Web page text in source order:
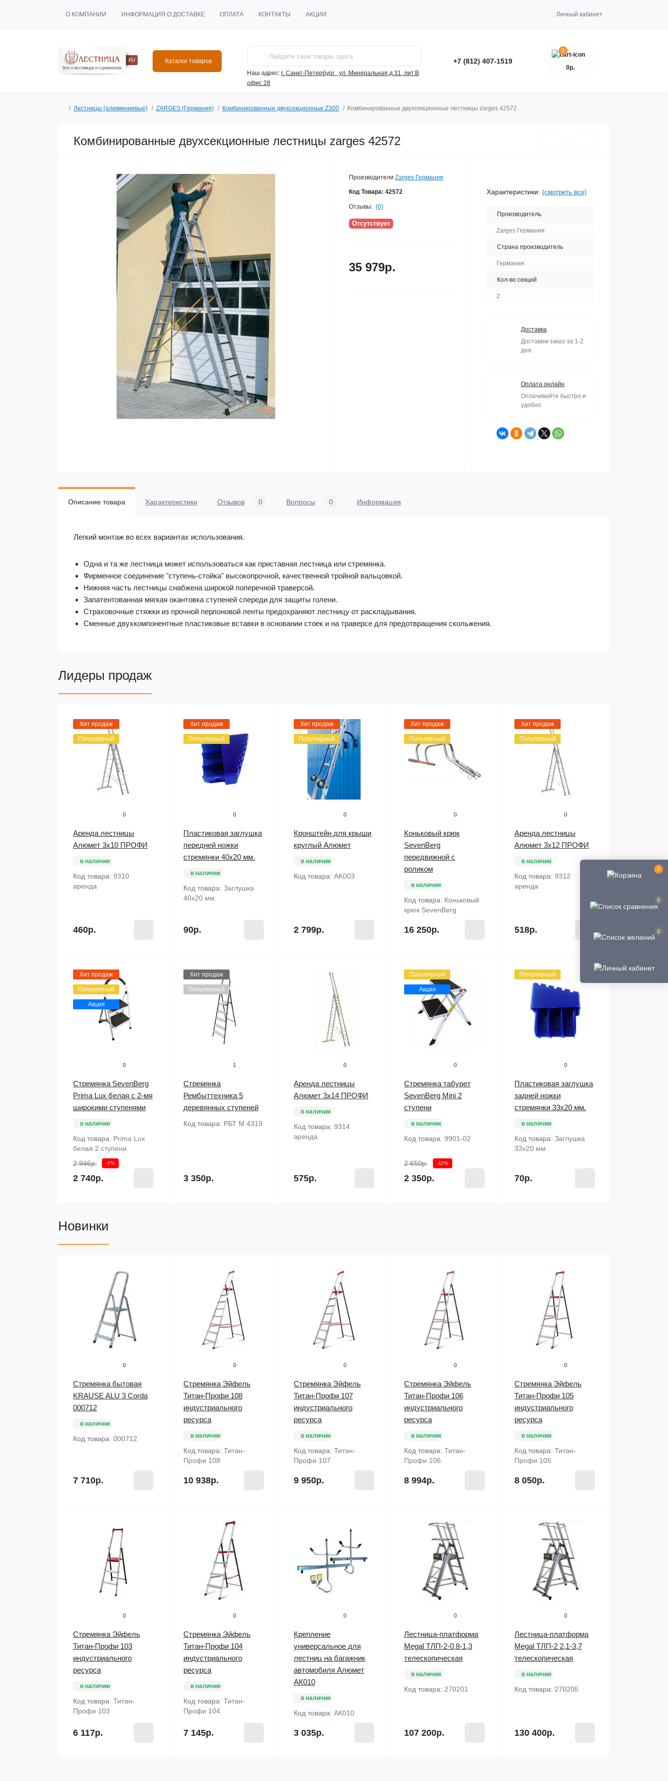
0
0
0
О КОМПАНИИ ИНФОРМАЦИЯ О ДОСТАВКЕ ОПЛАТА КОНТАКТЫ АКЦИИ Личный кабинет
Каталог товаров
Наш адрес: г. Санкт-Петербург , ул. Минеральная д.31, лит.В
офис 28
+7 (812) 407-1519
0
0р.
Лестницы (алюминиевые) ZARGES (Германия) Комбинированные двухсекционные Z300 Комбинированные двухсекционные лестницы zarges 42572
Комбинированные двухсекционные лестницы zarges 42572
Производители Zarges Германия
Код Товара: 42572
Отзывы: (0)
Отсутствует
35 979р.
Характеристики: (смотреть все)
Производитель
Zarges Германия
Страна производитель
Германия
Кол-во секций
2
Доставка
Доставим заказ за 1-2
дня.
Оплата онлайн
Оплачивайте быстро и
удобно
Описание товара Характеристики Отзывов 0 Вопросы 0 Информация
Легкий монтаж во всех вариантах использования.
Одна и та же лестница может использоваться как приставная лестница или стремянка.
Фирменное соединение "ступень-стойка" высокопрочной, качественной тройной вальцовкой.
Нижняя часть лестницы снабжена широкой поперечной траверсой.
Запатентованная мягкая окантовка ступеней спереди для защиты голени.
Страховочные стяжки из прочной перлоновой ленты предохраняют лестницу от раскладывания.
Сменные двухкомпонентные пластиковые вставки в основании стоек и на траверсе для предотвращения скольжения.
Лидеры продаж
Хит продаж
Популярный
0
Аренда лестницы
Алюмет 3х10 ПРОФИ
в наличии
Код товара: 9310
аренда
460р.
Хит продаж
Популярный
0
Пластиковая заглушка
передней ножки
стремянки 40х20 мм.
в наличии
Код товара: Заглушка
40х20 мм.
90р.
Хит продаж
Популярный
0
Кронштейн для крыши
круглый Алюмет
в наличии
Код товара: AK003
2 799р.
Хит продаж
Популярный
0
Коньковый крюк
SevenBerg
передвижной с
роликом
в наличии
Код товара: Коньковый
крюк SevenBerg
16 250р.
Хит продаж
Популярный
0
Аренда лестницы
Алюмет 3х12 ПРОФИ
в наличии
Код товара: 9312
аренда
518р.
Хит продаж
Популярный
Акция
0
Стремянка SevenBerg
Prima Lux белая с 2-мя
широкими ступенями
в наличии
Код товара: Prima Lux
белая 2 ступени
2 946р.
-7%
2 740р.
Хит продаж
Популярный
1
Стремянка
Рембыттехника 5
деревянных ступеней
Код товара: РБТ М 4319
3 350р.
0
Аренда лестницы
Алюмет 3х14 ПРОФИ
в наличии
Код товара: 9314
аренда
575р.
Популярный
Акция
0
Стремянка табурет
SevenBerg Mini 2
ступени
в наличии
Код товара: 9901-02
2 650р. -11%
2 350р.
Популярный
0
Пластиковая заглушка
задней ножки
стремянки 33х20 мм.
в наличии
Код товара: Заглушка
33х20 мм.
70р.
Новинки
0
Стремянка бытовая
KRAUSE ALU 3 Corda
000712
в наличии
Код товара: 000712
7 710р.
0
Стремянка Эйфель
Титан-Профи 108
индустриального
ресурса
в наличии
Код товара: Титан-
Профи 108
10 938р.
0
Стремянка Эйфель
Титан-Профи 107
индустриального
ресурса
в наличии
Код товара: Титан-
Профи 107
9 950р.
0
Стремянка Эйфель
Титан-Профи 106
индустриального
ресурса
в наличии
Код товара: Титан-
Профи 106
8 994р.
0
Стремянка Эйфель
Титан-Профи 105
индустриального
ресурса
в наличии
Код товара: Титан-
Профи 105
8 050р.
0
Стремянка Эйфель
Титан-Профи 103
индустриального
ресурса
в наличии
Код товара: Титан-
Профи 103
6 117р.
0
Стремянка Эйфель
Титан-Профи 104
индустриального
ресурса
в наличии
Код товара: Титан-
Профи 104
7 145р.
0
Крепление
универсальное для
лестниц на багажник
автомобиля Алюмет
АК010
в наличии
Код товара: АК010
3 035р.
0
Лестница-платформа
Megal ТЛП-2-0,8-1,3
телескопическая
в наличии
Код товара: 270201
107 200р.
0
Лестница-платформа
Megal ТЛП-2 2,1-3,7
телескопическая
в наличии
Код товара: 270205
130 400р.